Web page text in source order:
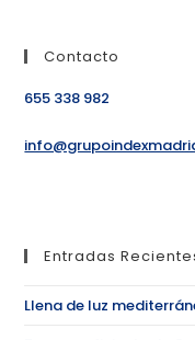
Contacto
655 338 982
Entradas
Llena de luz